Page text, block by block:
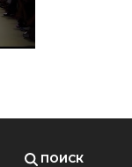
ПОИСК